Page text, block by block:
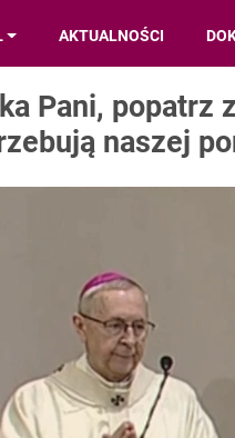
AKTUALNOŚCI
Pani, popatrz
naszej